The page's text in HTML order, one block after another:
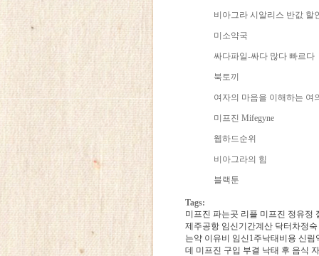
비아그라 시알리스 반값 할
미소약국
싸다파일-싸다 많다 빠르다
북토끼
여자의 마음을 이해하는 여
미프진 Mifegyne
웹하드순위
비아그라의 힘
블랙툰
Tags:
미­프진 파는곳 리플 미프진 정유정
제주공항 임신기간계산 닥터차정숙
는약 이유비 임신1주낙태비용 신림
데 미­프진 구입 부결 낙태 후 음식